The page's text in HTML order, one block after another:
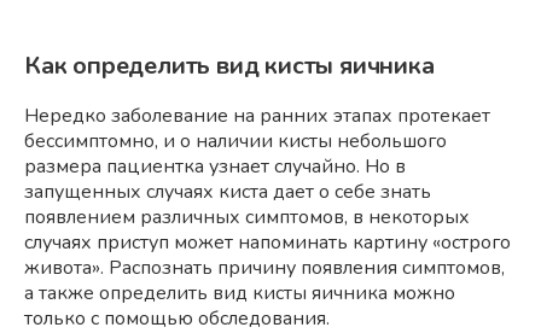
Как определить вид кисты яичника
Нередко заболевание на ранних этапах протекает
бессимптомно, и о наличии кисты небольшого
размера пациентка узнает случайно. Но в
запущенных случаях киста дает о себе знать
появлением различных симптомов, в некоторых
случаях приступ может напоминать картину «острого
живота». Распознать причину появления симптомов,
а также определить вид кисты яичника можно
только с помощью обследования.